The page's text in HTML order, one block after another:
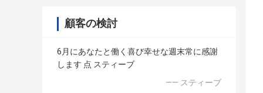
顧客の検討
6月にあなたと働く喜び幸せな週末常に感謝
します 点 スティーブ
—— スティーブ